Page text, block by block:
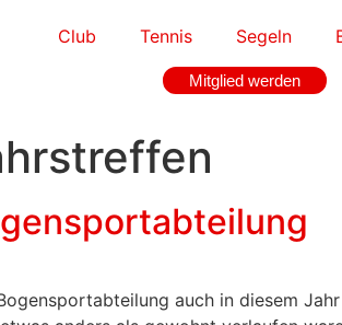
Club Tennis Segeln
Mitglied werden
auch in diesem